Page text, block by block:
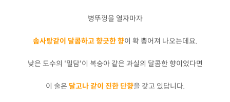
병뚜껑을 열자마자
솜사탕같이 달콤하고 향긋한 향이 확 뿜어져 나오는데요.
낮은 도수의 '밀담'이 복숭아 같은 과실의 달콤한 향이었다면
이 술은 달고나 같이 진한 단향을 갖고 있답니다.